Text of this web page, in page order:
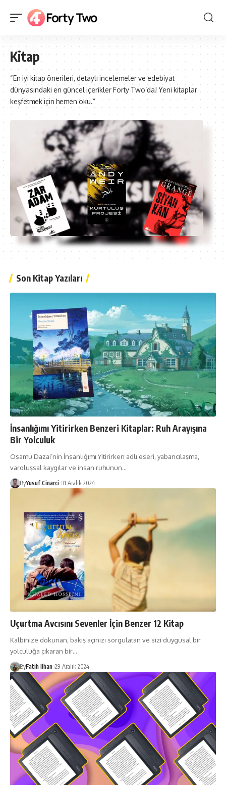
Kitap
“En iyi kitap önerileri, detaylı incelemeler ve edebiyat
dünyasındaki en güncel içerikler Forty Two’da! Yeni kitaplar
keşfetmek için hemen oku.”
Son Kitap Yazıları
İnsanlığımı Yitirirken Benzeri Kitaplar: Ruh Arayışına
Bir Yolculuk
Osamu Dazai’nin İnsanlığımı Yitirirken adlı eseri, yabancılaşma,
varoluşsal kaygılar ve insan ruhunun…
ByYusuf Cinarci 31 Aralık 2024
Uçurtma Avcısını Sevenler İçin Benzer 12 Kitap
Kalbinize dokunan, bakış açınızı sorgulatan ve sizi duygusal bir
yolculuğa çıkaran bir…
ByFatih Ilhan 29 Aralık 2024